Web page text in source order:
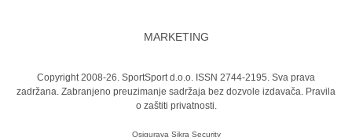
MARKETING
Copyright 2008-26. SportSport d.o.o. ISSN 2744-2195. Sva prava
zadržana. Zabranjeno preuzimanje sadržaja bez dozvole izdavača. Pravila
o zaštiti privatnosti.
Osigurava Sikra Security